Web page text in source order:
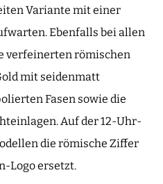
Variante mit einer
Ebenfalls bei allen
verfeinerten römischen
mit seidenmatt
Fasen sowie die
Auf der 12-Uhr-
die römische Ziffer
Logo ersetzt.